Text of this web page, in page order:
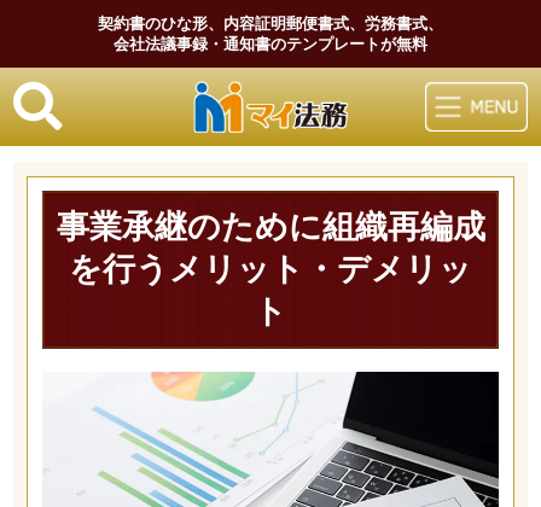
契約書のひな形、内容証明郵便書式、労務書式、
会社法議事録・通知書のテンプレートが無料
マイ法務
事業承継のために組織再編成
を行うメリット・デメリッ
ト